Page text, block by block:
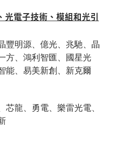
光電子技術、模組和光引
豐明源、億光、兆馳、晶
方、鴻利智匯、國星光
能、易美新創、新克爾
龍、勇電、樂雷光電、